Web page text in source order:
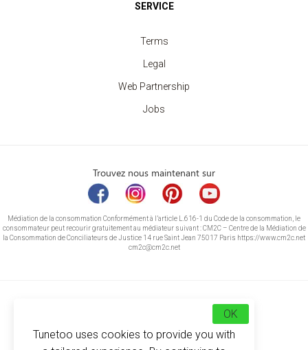
SERVICE
Terms
Legal
Web Partnership
Jobs
Trouvez nous maintenant sur
Médiation de la consommation Conformément à l’article L.616-1 du Code de la consommation, le
consommateur peut recourir gratuitement au médiateur suivant : CM2C – Centre de la Médiation de
la Consommation de Conciliateurs de Justice 14 rue Saint Jean 75017 Paris https://www.cm2c.net
cm2c@cm2c.net
Tunetoo uses cookies to provide you with
OK